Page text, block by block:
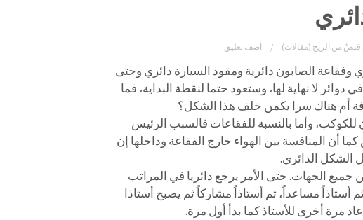
قبضٌ من الريح (مقالات) اضف تعليق
الصابون دائرية ومقود السيارة دائري وحتى
لا نهاية لها، وستعود حتما لنقطة البداية، فما
أم هناك سرا يكمن خلف هذا الشكل؟
للكوكب، وأما بالنسبة للفقاعات فالسبب الرئيس
أن المنافسة بين الهواء خارج الفقاعة وداخلها إن
الشكل الدائري.
الجهات. حتى الأمر يرجع دائريا في المراتب
أستاذاً مساعداً، ثم أستاذاً مشاركاً ثم يصبح أستاذا
مرة أخرى للأستاذ كما بدأ أول مرة.